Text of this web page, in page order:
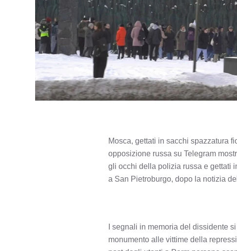
Mosca, gettati in sacchi spazzatura
opposizione russa su Telegram
gli occhi della polizia russa e gettati
a San Pietroburgo, dopo la notizia
I segnali in memoria del dissidente
monumento alle vittime della